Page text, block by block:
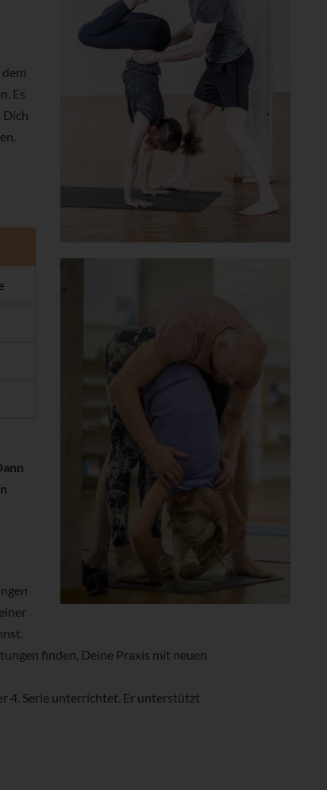
Es
Dich
finden, Deine Praxis mit neuen
4. Serie unterrichtet. Er unterstützt